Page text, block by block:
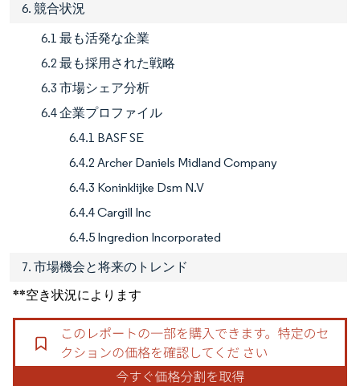
6. 競合状況
6.1 最も活発な企業
6.2 最も採用された戦略
6.3 市場シェア分析
6.4 企業プロファイル
6.4.1 BASF SE
6.4.2 Archer Daniels Midland Company
6.4.3 Koninklijke Dsm N.V
6.4.4 Cargill Inc
6.4.5 Ingredion Incorporated
7. 市場機会と将来のトレンド
**空き状況によります